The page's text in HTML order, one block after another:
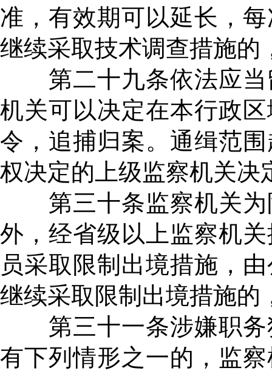
准，有效期可以延长，
继续采取技术调查措施的
第二十九条依法应当
机关可以决定在本行政
令，追捕归案。通缉范
权决定的上级监察机关决
第三十条监察机关为
外，经省级以上监察机
员采取限制出境措施，
继续采取限制出境措施的
第三十一条涉嫌职务
有下列情形之一的，监